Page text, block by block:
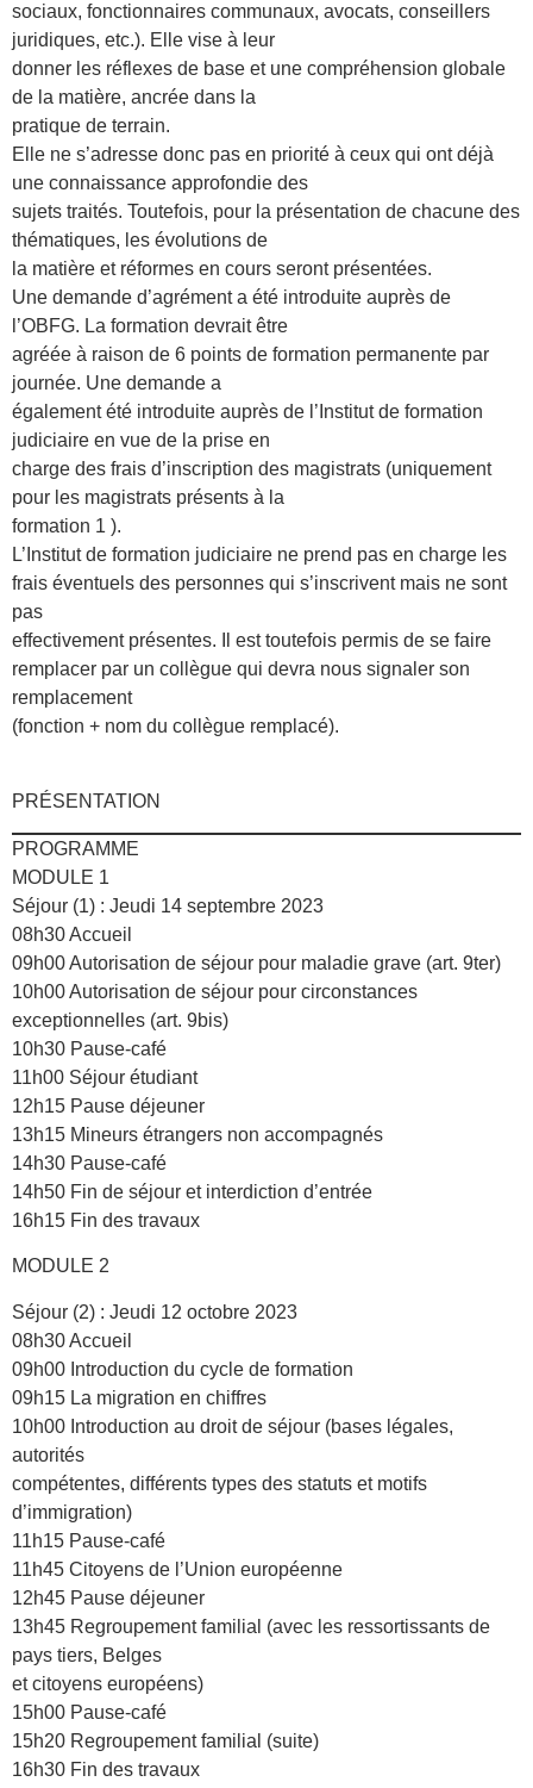
sociaux, fonctionnaires communaux, avocats, conseillers
juridiques, etc.). Elle vise à leur
donner les réflexes de base et une compréhension globale
de la matière, ancrée dans la
pratique de terrain.
Elle ne s’adresse donc pas en priorité à ceux qui ont déjà
une connaissance approfondie des
sujets traités. Toutefois, pour la présentation de chacune des
thématiques, les évolutions de
la matière et réformes en cours seront présentées.
Une demande d’agrément a été introduite auprès de
l’OBFG. La formation devrait être
agréée à raison de 6 points de formation permanente par
journée. Une demande a
également été introduite auprès de l’Institut de formation
judiciaire en vue de la prise en
charge des frais d’inscription des magistrats (uniquement
pour les magistrats présents à la
formation 1 ).
L’Institut de formation judiciaire ne prend pas en charge les
frais éventuels des personnes qui s’inscrivent mais ne sont
pas
effectivement présentes. Il est toutefois permis de se faire
remplacer par un collègue qui devra nous signaler son
remplacement
(fonction + nom du collègue remplacé).
PRÉSENTATION
PROGRAMME
MODULE 1
Séjour (1) : Jeudi 14 septembre 2023
08h30 Accueil
09h00 Autorisation de séjour pour maladie grave (art. 9ter)
10h00 Autorisation de séjour pour circonstances
exceptionnelles (art. 9bis)
10h30 Pause-café
11h00 Séjour étudiant
12h15 Pause déjeuner
13h15 Mineurs étrangers non accompagnés
14h30 Pause-café
14h50 Fin de séjour et interdiction d’entrée
16h15 Fin des travaux
MODULE 2
Séjour (2) : Jeudi 12 octobre 2023
08h30 Accueil
09h00 Introduction du cycle de formation
09h15 La migration en chiffres
10h00 Introduction au droit de séjour (bases légales,
autorités
compétentes, différents types des statuts et motifs
d’immigration)
11h15 Pause-café
11h45 Citoyens de l’Union européenne
12h45 Pause déjeuner
13h45 Regroupement familial (avec les ressortissants de
pays tiers, Belges
et citoyens européens)
15h00 Pause-café
15h20 Regroupement familial (suite)
16h30 Fin des travaux